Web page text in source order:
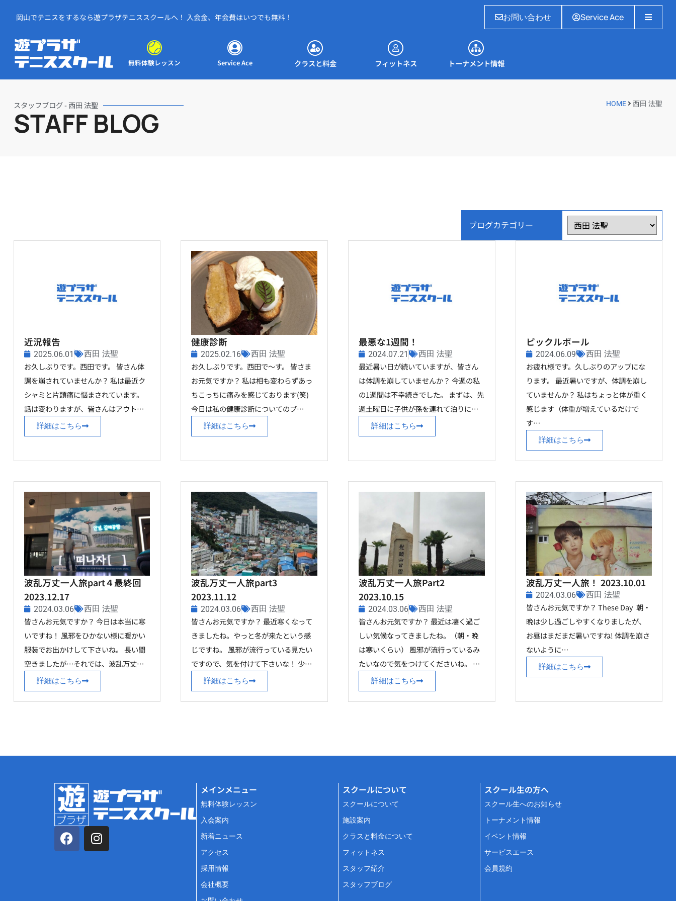
岡山でテニスをするなら遊プラザテニススクールへ！ 入会金、年会費はいつでも無料！ Service Ace
お問い合わせ
無料体験レッスン
お試しレッスン無料！
Service Ace
予約ページへ
クラスと料金
クラスと料金
フィットネス
フィットネス
トーナメント情報
トーナメント情報
スタッフブログ - 西田 法聖
STAFF BLOG
HOME 西田 法聖
ブログカテゴリー
近況報告
2025.06.01 西田 法聖
お久しぶりです。西田です。 皆さん体
調を崩されていませんか？ 私は最近ク
シャミと片頭痛に悩まされています。
話は変わりますが、皆さんはアウト…
詳細はこちら
健康診断
2025.02.16 西田 法聖
お久しぶりです。西田で～す。 皆さま
お元気ですか？ 私は相も変わらずあっ
ちこっちに痛みを感じております(笑)
今日は私の健康診断についてのブ…
詳細はこちら
最悪な1週間！
2024.07.21 西田 法聖
最近暑い日が続いていますが、皆さん
は体調を崩していませんか？ 今週の私
の1週間は不幸続きでした。 まずは、先
週土曜日に子供が孫を連れて泊りに…
詳細はこちら
ピックルボール
2024.06.09 西田 法聖
お疲れ様です。久しぶりのアップにな
ります。 最近暑いですが、体調を崩し
ていませんか？ 私はちょっと体が重く
感じます（体重が増えているだけで
す…
詳細はこちら
波乱万丈一人旅part４最終回
2023.12.17
2024.03.06 西田 法聖
皆さんお元気ですか？ 今日は本当に寒
いですね！ 風邪をひかない様に暖かい
服装でお出かけして下さいね。 長い間
空きましたが…それでは、波乱万丈…
詳細はこちら
波乱万丈一人旅part3
2023.11.12
2024.03.06 西田 法聖
皆さんお元気ですか？ 最近寒くなって
きましたね。やっと冬が来たという感
じですね。 風邪が流行っている見たい
ですので、気を付けて下さいな！ 少…
詳細はこちら
波乱万丈一人旅Part2
2023.10.15
2024.03.06 西田 法聖
皆さんお元気ですか？ 最近は凄く過ご
しい気候なってきましたね。（朝・晩
は寒いくらい） 風邪が流行っているみ
たいなので気をつけてくださいね。 …
詳細はこちら
波乱万丈一人旅！ 2023.10.01
2024.03.06 西田 法聖
皆さんお元気ですか？ These Day 朝・
晩は少し過ごしやすくなりましたが、
お昼はまだまだ暑いですね! 体調を崩さ
ないように…
詳細はこちら
メインメニュー
無料体験レッスン
入会案内
新着ニュース
アクセス
採用情報
会社概要
スクールについて
スクールについて
施設案内
クラスと料金について
フィットネス
スタッフ紹介
スタッフブログ
スクール生の方へ
スクール生へのお知らせ
トーナメント情報
イベント情報
サービスエース
会員規約